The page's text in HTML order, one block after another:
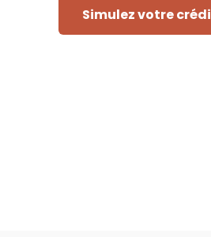
Simulez votre